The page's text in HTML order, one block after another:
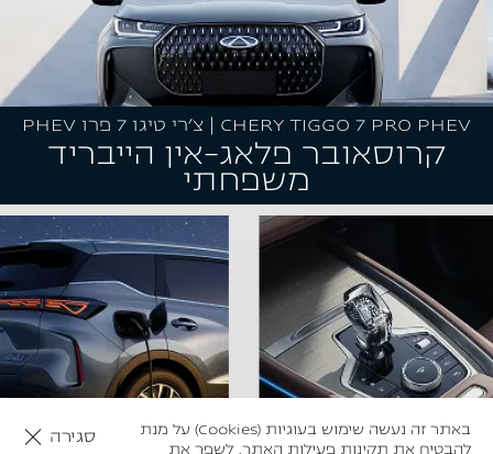
באתר זה נעשה שימוש בעוגיות (Cookies) על מנת
להבטיח את תקינות פעילות האתר, לשפר את
סגירה
CHERY TIGGO 7 PRO PHEV | צ׳רי טיגו 7 פרו PHEV
קרוסאובר פלאג-אין הייבריד
משפחתי